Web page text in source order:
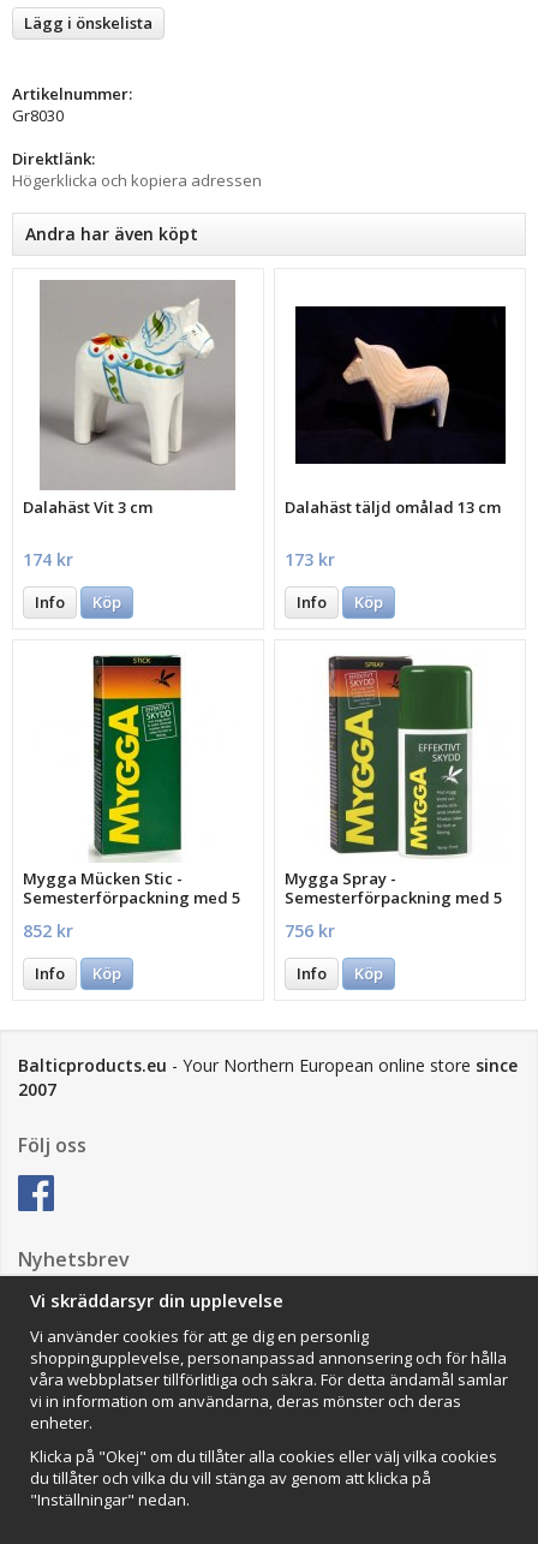
Lägg i önskelista
Artikelnummer:
Gr8030
Direktlänk:
Högerklicka och kopiera adressen
Andra har även köpt
Dalahäst Vit 3 cm
174 kr
Info Köp
Dalahäst täljd omålad 13 cm
173 kr
Info Köp
Mygga Mücken Stic -
Semesterförpackning med 5
852 kr
Info Köp
Mygga Spray -
Semesterförpackning med 5
756 kr
Info Köp
Balticproducts.eu - Your Northern European online store since
2007
Följ oss
Nyhetsbrev
Impressum
VAMOS Commerce AB
Organisationsnummer: 559502-0453
Vi skräddarsyr din upplevelse
Vi använder cookies för att ge dig en personlig
shoppingupplevelse, personanpassad annonsering och för hålla
våra webbplatser tillförlitliga och säkra. För detta ändamål samlar
vi in information om användarna, deras mönster och deras
enheter.
Klicka på "Okej" om du tillåter alla cookies eller välj vilka cookies
du tillåter och vilka du vill stänga av genom att klicka på
"Inställningar" nedan.